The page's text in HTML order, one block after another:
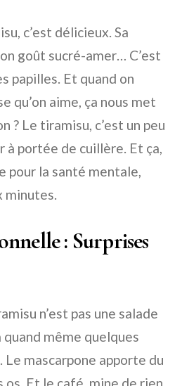
c’est délicieux. Sa
goût sucré-amer… C’est
papilles. Et quand on
qu’on aime, ça nous met
? Le tiramisu, c’est un peu
à portée de cuillère. Et ça,
pour la santé mentale,
minutes.
: Surprises
n’est pas une salade
même quelques
mascarpone apporte du